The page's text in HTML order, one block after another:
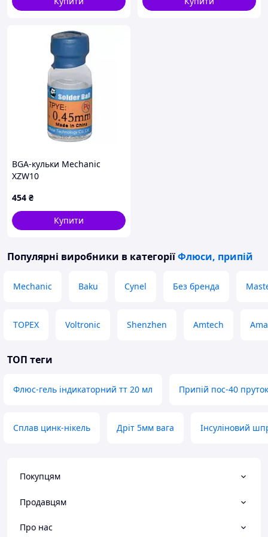
BGA-кульки Mechanic
XZW10
454 ₴
Купити
Популярні виробники в категоріїФлюси, припій
Mechanic Baku Cynel Без бренда
TOPEX Voltronic Shenzhen Amtech
ТОП теги
Флюс-гель індикаторний тт 20 мл Припій пос-40
Сплав цинк-нікель Дріт 5мм вага Інсуліновий
Покупцям
Продавцям
Про нас